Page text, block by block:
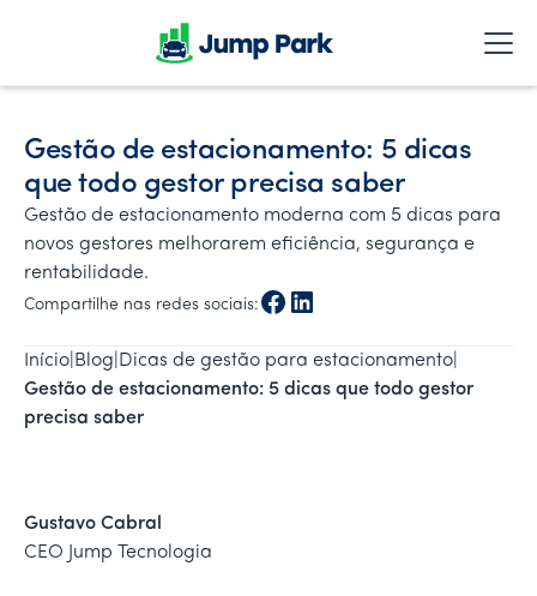
Gestão de estacionamento: 5 dicas
que todo gestor precisa saber
Gestão de estacionamento moderna com 5 dicas para
novos gestores melhorarem eficiência, segurança e
rentabilidade.
Compartilhe nas redes sociais:
Início Blog Dicas de gestão para estacionamento
Gestão de estacionamento: 5 dicas que todo gestor
precisa saber
Gustavo Cabral
CEO Jump Tecnologia